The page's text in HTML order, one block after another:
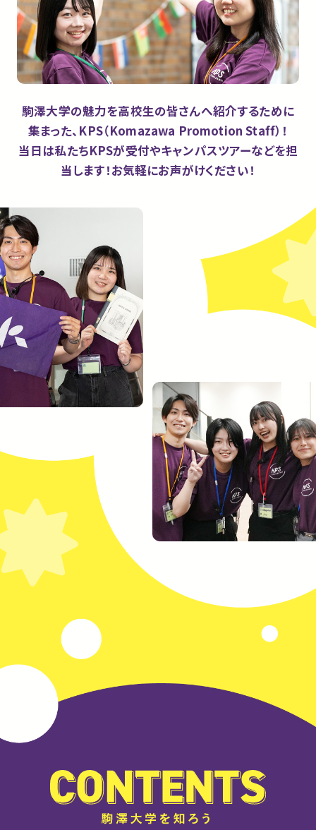
駒澤大学の魅力を高校生の皆さんへ紹介するために
集まった、KPS（Komazawa Promotion Staff）！
当日は私たちKPSが受付やキャンパスツアーなどを担
当します！お気軽にお声がけください！